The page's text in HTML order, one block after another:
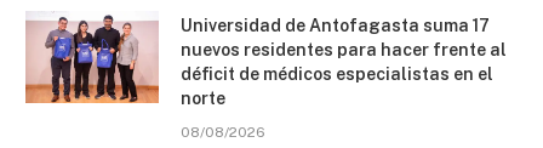
Universidad de Antofagasta suma 17
nuevos residentes para hacer frente al
déficit de médicos especialistas en el
norte
08/08/2026